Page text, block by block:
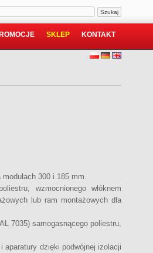
SKLEP KONTAKT
300 i 185 mm.
wzmocnionego włóknem
lub ram montażowych dla
7035) samogasnącego poliestru,
aparatury dzięki podwójnej izolacji